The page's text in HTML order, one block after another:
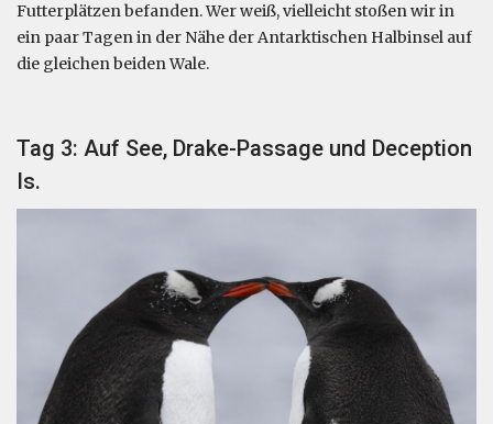
Futterplätzen befanden. Wer weiß, vielleicht stoßen wir in
ein paar Tagen in der Nähe der Antarktischen Halbinsel auf
die gleichen beiden Wale.
Tag 3: Auf See, Drake-Passage und Deception
Is.